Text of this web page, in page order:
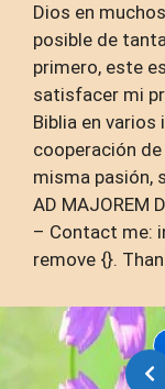
Dios en
posible de
primero, este
satisfacer mi
Biblia en
cooperación
misma pasión,
AD MAJOREM
– Contact me:
remove {}.